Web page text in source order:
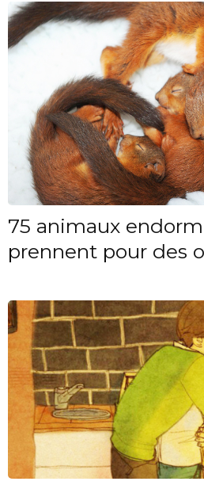
75 animaux
prennent pour des